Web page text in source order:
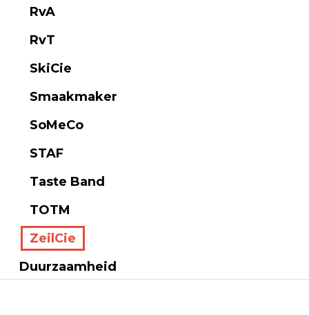
RvA
RvT
SkiCie
Smaakmaker
SoMeCo
STAF
Taste Band
TOTM
ZeilCie
Duurzaamheid